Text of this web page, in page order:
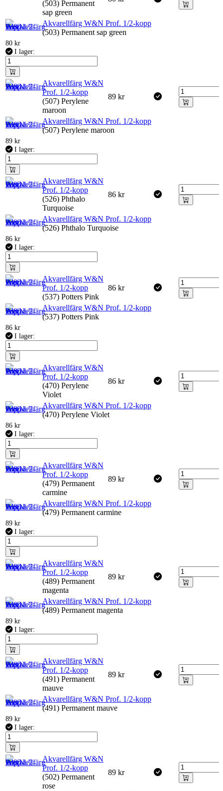
(503) Permanent
sap green
Akvarellfärg W&N Prof. 1/2-kopp
(503) Permanent sap green
80 kr
I lager:
Akvarellfärg W&N
Prof. 1/2-kopp
(507) Perylene
maroon
89 kr
Akvarellfärg W&N Prof. 1/2-kopp
(507) Perylene maroon
89 kr
I lager:
Akvarellfärg W&N
Prof. 1/2-kopp
(526) Phthalo
Turquoise
86 kr
Akvarellfärg W&N Prof. 1/2-kopp
(526) Phthalo Turquoise
86 kr
I lager:
Akvarellfärg W&N
Prof. 1/2-kopp
(537) Potters Pink
86 kr
Akvarellfärg W&N Prof. 1/2-kopp
(537) Potters Pink
86 kr
I lager:
Akvarellfärg W&N
Prof. 1/2-kopp
(470) Perylene
Violet
86 kr
Akvarellfärg W&N Prof. 1/2-kopp
(470) Perylene Violet
86 kr
I lager:
Akvarellfärg W&N
Prof. 1/2-kopp
(479) Permanent
carmine
89 kr
Akvarellfärg W&N Prof. 1/2-kopp
(479) Permanent carmine
89 kr
I lager:
Akvarellfärg W&N
Prof. 1/2-kopp
(489) Permanent
magenta
89 kr
Akvarellfärg W&N Prof. 1/2-kopp
(489) Permanent magenta
89 kr
I lager:
Akvarellfärg W&N
Prof. 1/2-kopp
(491) Permanent
mauve
89 kr
Akvarellfärg W&N Prof. 1/2-kopp
(491) Permanent mauve
89 kr
I lager:
Akvarellfärg W&N
Prof. 1/2-kopp
(502) Permanent
rose
89 kr